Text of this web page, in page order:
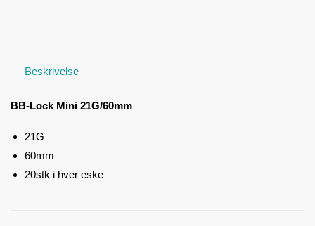
Beskrivelse
BB-Lock Mini 21G/60mm
21G
60mm
20stk i hver eske